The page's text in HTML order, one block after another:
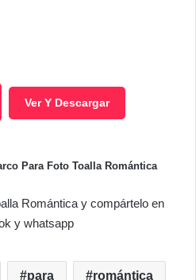
Ver Y Descargar
Para Foto Toalla Romántica
Romántica y compártelo en
y whatsapp
para romántica